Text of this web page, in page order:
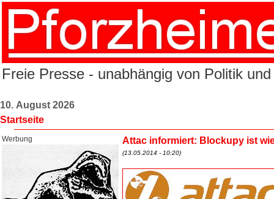
Freie Presse - unabhängig von Politik
10. August 2026
Startseite
Werbung Attac informiert: Blockupy ist
(13.05.2014 - 10:20)